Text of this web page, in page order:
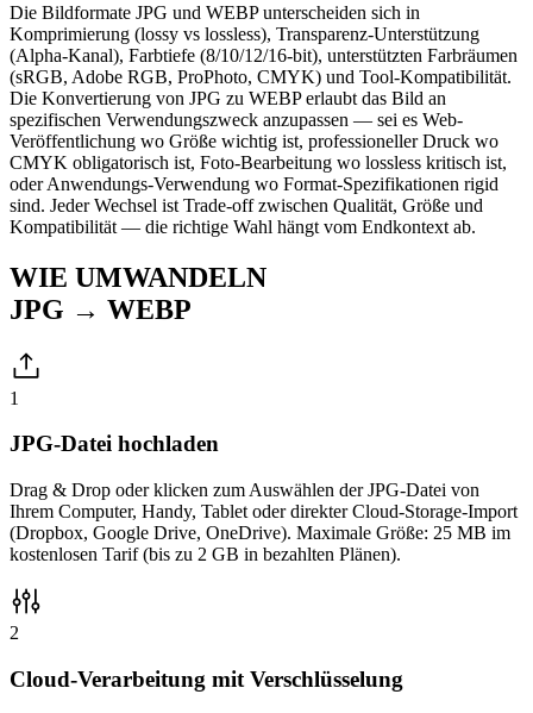
Die Bildformate JPG und WEBP unterscheiden sich in
Komprimierung (lossy vs lossless), Transparenz-Unterstützung
(Alpha-Kanal), Farbtiefe (8/10/12/16-bit), unterstützten Farbräumen
(sRGB, Adobe RGB, ProPhoto, CMYK) und Tool-Kompatibilität.
Die Konvertierung von JPG zu WEBP erlaubt das Bild an
spezifischen Verwendungszweck anzupassen — sei es Web-
Veröffentlichung wo Größe wichtig ist, professioneller Druck wo
CMYK obligatorisch ist, Foto-Bearbeitung wo lossless kritisch ist,
oder Anwendungs-Verwendung wo Format-Spezifikationen rigid
sind. Jeder Wechsel ist Trade-off zwischen Qualität, Größe und
Kompatibilität — die richtige Wahl hängt vom Endkontext ab.
WIE UMWANDELN
JPG → WEBP
1
JPG-Datei hochladen
Drag & Drop oder klicken zum Auswählen der JPG-Datei von
Ihrem Computer, Handy, Tablet oder direkter Cloud-Storage-Import
(Dropbox, Google Drive, OneDrive). Maximale Größe: 25 MB im
kostenlosen Tarif (bis zu 2 GB in bezahlten Plänen).
2
Cloud-Verarbeitung mit Verschlüsselung